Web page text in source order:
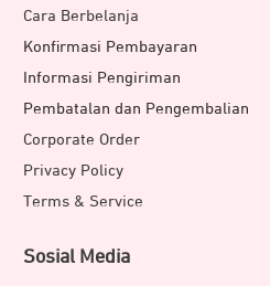
Cara Berbelanja
Konfirmasi Pembayaran
Informasi Pengiriman
Pembatalan dan Pengembalian
Corporate Order
Privacy Policy
Terms & Service
Sosial Media